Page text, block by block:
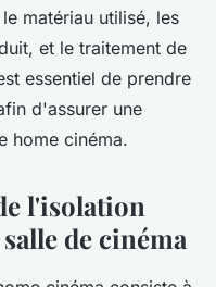
matériau utilisé, les
et le traitement de
essentiel de prendre
d'assurer une
home cinéma.
l'isolation
de cinéma